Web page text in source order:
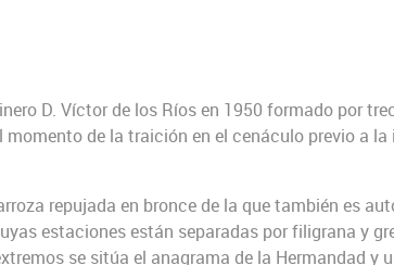
D. Víctor de los Ríos en 1950 formado por
de la traición en el cenáculo previo a
repujada en bronce de la que también es
estaciones están separadas por filigrana y
se sitúa el anagrama de la Hermandad y